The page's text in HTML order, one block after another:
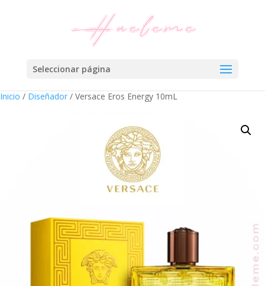
Seleccionar página
Inicio / Diseñador / Versace Eros Energy 10mL